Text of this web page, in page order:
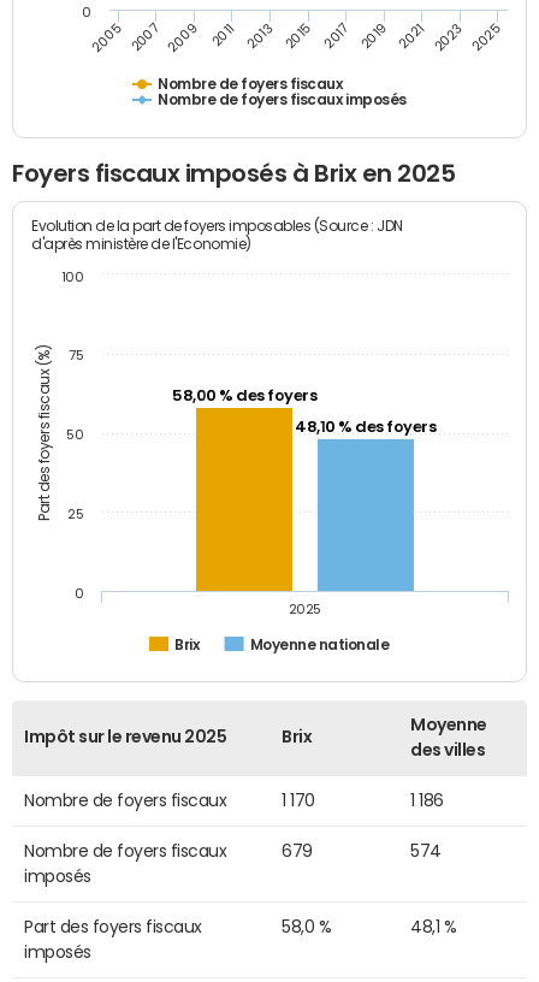
Nombre de foyers fiscaux
Nombre de foyers fiscaux imposés
2005 2007 2009 2011 2013 2015 2017 2019 2021 2023 2025
0
Foyers fiscaux imposés à Brix en 2025
Part des foyers fiscaux (%)
Evolution de la part de foyers imposables (Source : JDN
d'après ministère de l'Economie)
58,00 % des foyers
48,10 % des foyers
Brix Moyenne nationale
2025
0
25
50
75
100
Impôt sur le revenu 2025 Brix
Moyenne
des villes
Nombre de foyers fiscaux 1 170 1 186
Nombre de foyers fiscaux
imposés
679 574
Part des foyers fiscaux
imposés
58,0 % 48,1 %